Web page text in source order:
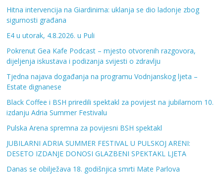
Hitna intervencija na Giardinima: uklanja se dio ladonje zbog
sigurnosti građana
E4 u utorak, 4.8.2026. u Puli
Pokrenut Gea Kafe Podcast – mjesto otvorenih razgovora,
dijeljenja iskustava i podizanja svijesti o zdravlju
Tjedna najava događanja na programu Vodnjanskog ljeta –
Estate dignanese
Black Coffee i BSH priredili spektakl za povijest na jubilarnom 10.
izdanju Adria Summer Festivalu
Pulska Arena spremna za povijesni BSH spektakl
JUBILARNI ADRIA SUMMER FESTIVAL U PULSKOJ ARENI:
DESETO IZDANJE DONOSI GLAZBENI SPEKTAKL LJETA
Danas se obilježava 18. godišnjica smrti Mate Parlova